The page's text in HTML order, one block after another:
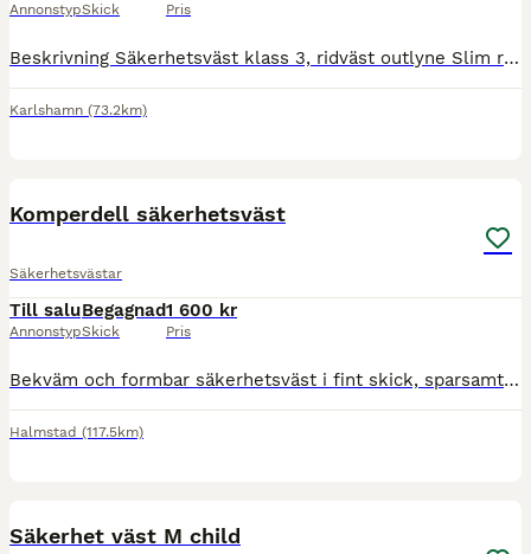
AnnonstypSkick Pris
Beskrivning Säkerhetsväst klass 3, ridväst outlyne Slim regular i dam storlek L3, i väldigt fint skick. Mått: Se sista bilden. Passar smalare person. Nypris 3499kr.
Karlshamn (73.2km)
Komperdell säkerhetsväst
Säkerhetsvästar
Till salu
Annonstyp
Begagnad
Skick
1 600 kr
Pris
Bekväm och formbar säkerhetsväst i fint skick, sparsamt använd. Strl S slim. Finns i Halmstad kan annars skickas mot fraktkostnad.
Halmstad (117.5km)
Säkerhet väst M child